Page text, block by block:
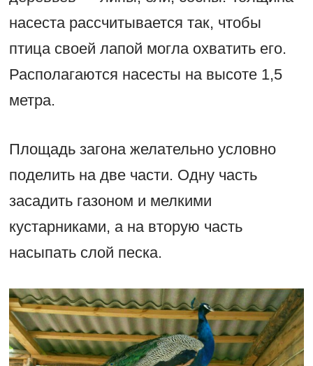
насеста рассчитывается так, чтобы
птица своей лапой могла охватить его.
Располагаются насесты на высоте 1,5
метра.
Площадь загона желательно условно
поделить на две части. Одну часть
засадить газоном и мелкими
кустарниками, а на вторую часть
насыпать слой песка.